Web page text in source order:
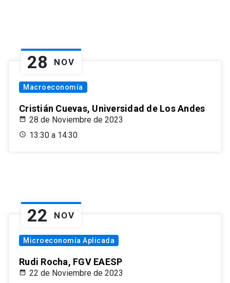
28 NOV
Macroeconomía
Cristián Cuevas, Universidad de Los Andes
28 de Noviembre de 2023
13:30 a 14:30
22 NOV
Microeconomía Aplicada
Rudi Rocha, FGV EAESP
22 de Noviembre de 2023